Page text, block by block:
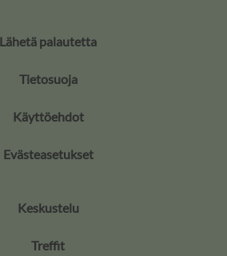
Lähetä palautetta
Tietosuoja
Käyttöehdot
Evästeasetukset
Keskustelu
Treffit